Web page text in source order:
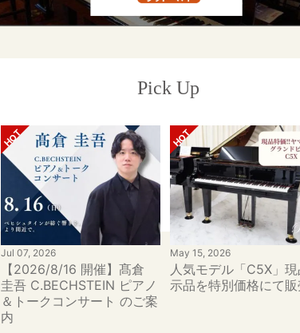
Pick Up
Jul 07, 2026
【2026/8/16 開催】髙倉
圭吾 C.BECHSTEIN ピアノ
＆トークコンサート のご案
内
May 15, 2026
人気モデル「C5X」
示品を特別価格にて販